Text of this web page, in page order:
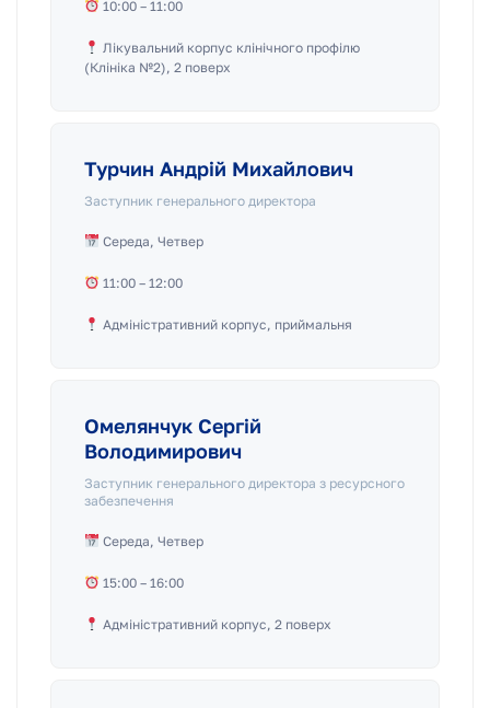
10:00 – 11:00
Лікувальний корпус клінічного профілю
(Клініка №2), 2 поверх
Турчин Андрій Михайлович
Заступник генерального директора
Середа, Четвер
11:00 – 12:00
Адміністративний корпус, приймальня
Омелянчук Сергій
Володимирович
Заступник генерального директора з ресурсного
забезпечення
Середа, Четвер
15:00 – 16:00
Адміністративний корпус, 2 поверх